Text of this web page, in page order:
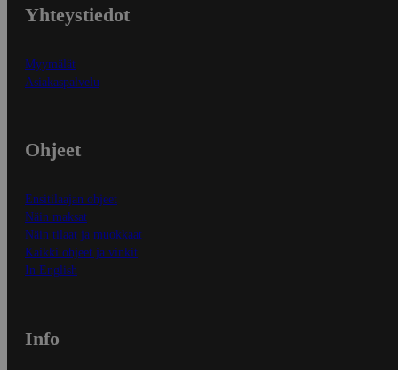
Yhteystiedot
Myymälät
Asiakaspalvelu
Ohjeet
Ensitilaajan ohjeet
Näin maksat
Näin tilaat ja muokkaat
Kaikki ohjeet ja vinkit
In English
Info